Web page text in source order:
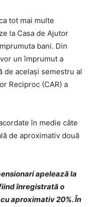
tot mai multe
la Casa de Ajutor
bani. Din
un împrumut a
de același semestru al
Reciproc (CAR) a
în medie câte
de aproximativ două
apelează la
înregistrată o
aproximativ 20%. În